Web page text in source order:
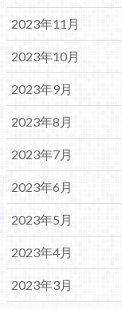
2023年11月
2023年10月
2023年9月
2023年8月
2023年7月
2023年6月
2023年5月
2023年4月
2023年3月